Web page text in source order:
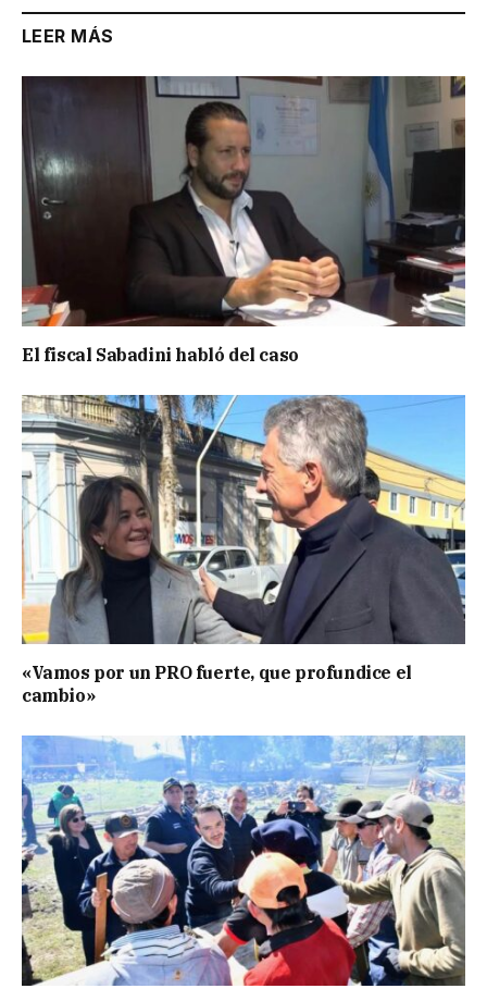
LEER MÁS
El fiscal Sabadini habló del caso
«Vamos por un PRO fuerte, que profundice el
cambio»